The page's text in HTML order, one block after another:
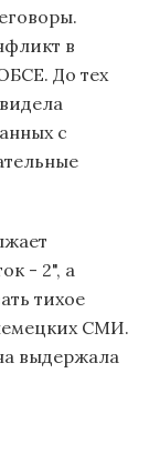
в
До тех
с
- 2", а
тихое
СМИ.
выдержала